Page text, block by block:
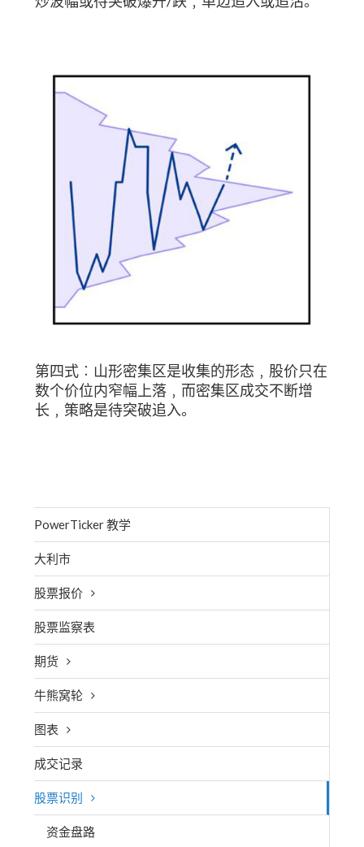
第四式︰山形密集区是收集的形态﹐股价只在
数个价位内窄幅上落﹐而密集区成交不断增
长﹐策略是待突破追入。
PowerTicker 教学
大利市
股票报价
股票监察表
期货
牛熊窝轮
图表
成交记录
股票识别
资金盘路